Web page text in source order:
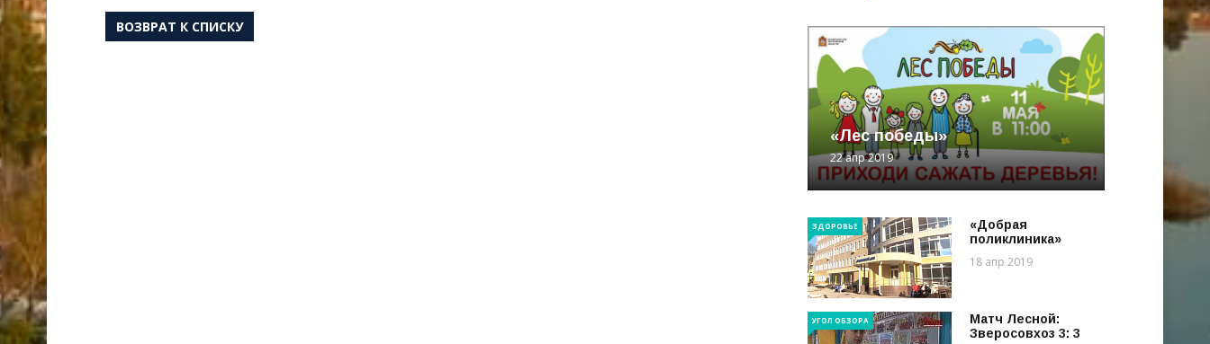
ВОЗВРАТ К СПИСКУ
«Лес победы»
22 апр 2019
ЗДОРОВЬЕ
«Добрая
поликлиника»
18 апр 2019
УГОЛ ОБЗОРА
Матч Лесной:
Зверосовхоз 3: 3